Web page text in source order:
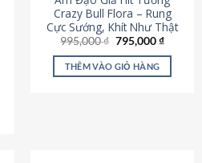
Crazy Bull Flora – Rung
Cực Sướng, Khít Như Thật
995,000₫ Giá
là:
995,000 ₫.
795,000₫Giá
tại
THÊM VÀO GIỎ HÀNG